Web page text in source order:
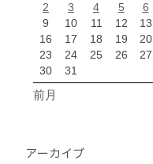
2
3 4 5 6
9
10 11 12 13
16
17 18 19 20
23
24 25 26 27
30
31
前月
アーカイブ